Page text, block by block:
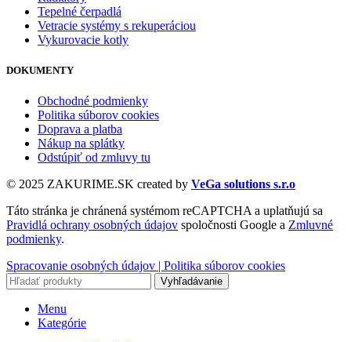
Tepelné čerpadlá
Vetracie systémy s rekuperáciou
Vykurovacie kotly
DOKUMENTY
Obchodné podmienky
Politika súborov cookies
Doprava a platba
Nákup na splátky
Odstúpiť od zmluvy tu
© 2025 ZAKURIME.SK created by VeGa solutions s.r.o
Táto stránka je chránená systémom reCAPTCHA a uplatňujú sa
Pravidlá ochrany osobných údajov spoločnosti Google a Zmluvné
podmienky.
Spracovanie osobných údajov | Politika súborov cookies
Vyhľadávanie
Menu
Kategórie